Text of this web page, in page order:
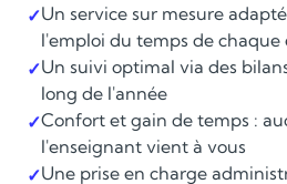
✓Un service sur mesure
l'emploi du temps de chaque
✓Un suivi optimal via des
long de l'année
✓Confort et gain de temps :
l'enseignant vient à vous
✓Une prise en charge